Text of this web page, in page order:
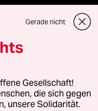
oder für Genehmigungen
Gerade nicht
Gesellschaft!
die sich gegen
unsere Solidarität.